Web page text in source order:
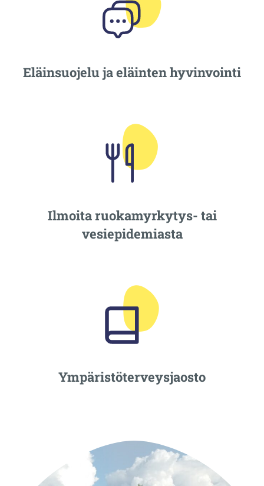
Eläinsuojelu ja eläinten hyvinvointi
Ilmoita ruokamyrkytys- tai
vesiepidemiasta
Ympäristöterveysjaosto